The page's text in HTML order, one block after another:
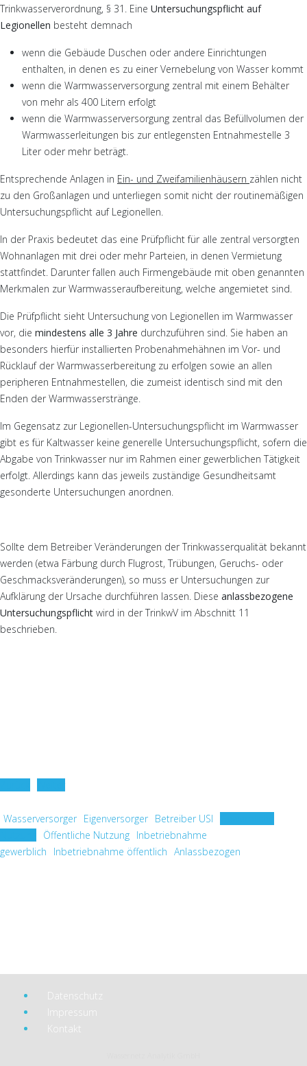
Trinkwasserverordnung, § 31. Eine Untersuchungspflicht auf
Legionellen besteht demnach
wenn die Gebäude Duschen oder andere Einrichtungen
enthalten, in denen es zu einer Vernebelung von Wasser kommt
wenn die Warmwasserversorgung zentral mit einem Behälter
von mehr als 400 Litern erfolgt
wenn die Warmwasserversorgung zentral das Befüllvolumen der
Warmwasserleitungen bis zur entlegensten Entnahmestelle 3
Liter oder mehr beträgt.
Entsprechende Anlagen in Ein- und Zweifamilienhäusern zählen nicht
zu den Großanlagen und unterliegen somit nicht der routinemäßigen
Untersuchungspflicht auf Legionellen.
In der Praxis bedeutet das eine Prüfpflicht für alle zentral versorgten
Wohnanlagen mit drei oder mehr Parteien, in denen Vermietung
stattfindet. Darunter fallen auch Firmengebäude mit oben genannten
Merkmalen zur Warmwasseraufbereitung, welche angemietet sind.
Die Prüfpflicht sieht Untersuchung von Legionellen im Warmwasser
vor, die mindestens alle 3 Jahre durchzuführen sind. Sie haben an
besonders hierfür installierten Probenahmehähnen im Vor- und
Rücklauf der Warmwasserbereitung zu erfolgen sowie an allen
peripheren Entnahmestellen, die zumeist identisch sind mit den
Enden der Warmwasserstränge.
Im Gegensatz zur Legionellen-Untersuchungspflicht im Warmwasser
gibt es für Kaltwasser keine generelle Untersuchungspflicht, sofern die
Abgabe von Trinkwasser nur im Rahmen einer gewerblichen Tätigkeit
erfolgt. Allerdings kann das jeweils zuständige Gesundheitsamt
gesonderte Untersuchungen anordnen.
Sollte dem Betreiber Veränderungen der Trinkwasserqualität bekannt
werden (etwa Färbung durch Flugrost, Trübungen, Geruchs- oder
Geschmacksveränderungen), so muss er Untersuchungen zur
Aufklärung der Ursache durchführen lassen. Diese anlassbezogene
Untersuchungspflicht wird in der TrinkwV im Abschnitt 11
beschrieben.
Wasserversorger Eigenversorger Betreiber USI
Öffentliche Nutzung Inbetriebnahme
gewerblich
Inbetriebnahme öffentlich Anlassbezogen
Datenschutz
Impressum
Kontakt